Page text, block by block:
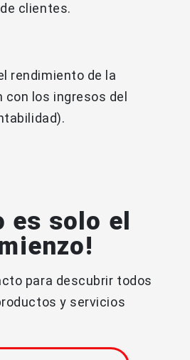
clientes.
rendimiento de la
con los ingresos del
es solo el
para descubrir todos
y servicios